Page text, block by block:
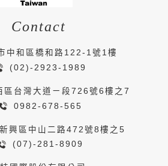
Contact
中和區橋和路122-1號1樓
(02)-2923-1989
區台灣大道ㄧ段726號6樓之7
0982-678-565
興區中山二路472號8樓之5
(07)-281-8909